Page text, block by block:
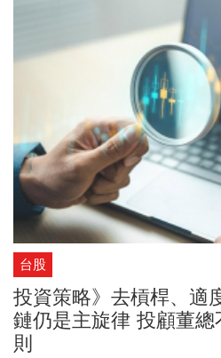
台股
投資策略》去槓桿、適
鏈仍是主旋律 投顧董
則